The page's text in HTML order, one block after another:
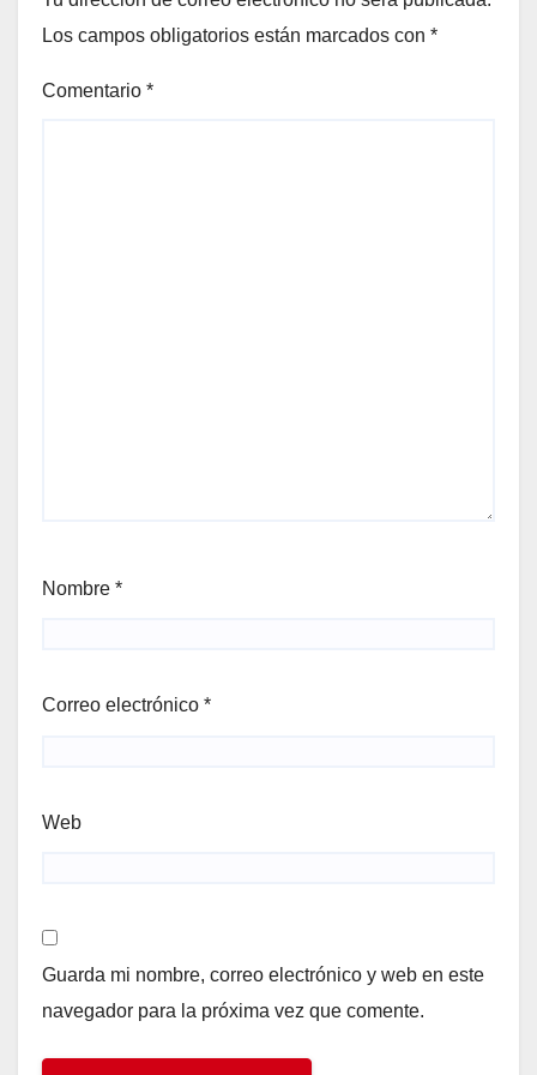
Los campos obligatorios están marcados con *
Comentario *
Nombre *
Correo electrónico *
Web
Guarda mi nombre, correo electrónico y web en este
navegador para la próxima vez que comente.